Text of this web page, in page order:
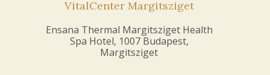
VitalCenter Margitsziget
Ensana Thermal Margitsziget Health
Spa Hotel, 1007 Budapest,
Margitsziget